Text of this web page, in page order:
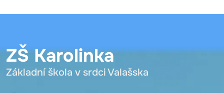
ZŠ Karolinka
Základní škola v srdci Valašska